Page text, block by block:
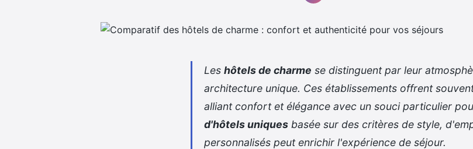
Les hôtels de charme se distinguent par leur
architecture unique. Ces établissements offrent
alliant confort et élégance avec un souci particulier
d'hôtels uniques basée sur des critères de style,
personnalisés peut enrichir l'expérience de séjour.